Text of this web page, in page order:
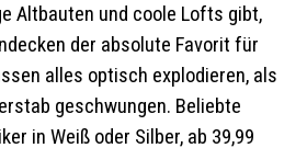
Altbauten und coole Lofts gibt,
der absolute Favorit für
alles optisch explodieren, als
geschwungen. Beliebte
in Weiß oder Silber, ab 39,99